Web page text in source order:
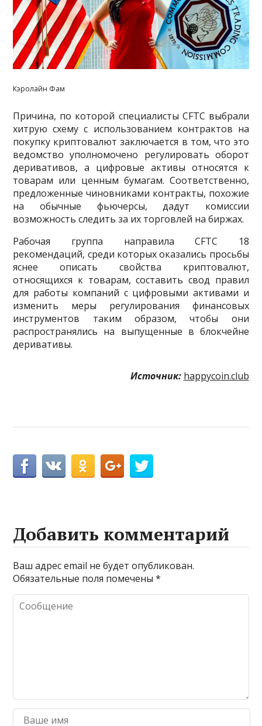
Кэролайн Фам
Причина, по которой специалисты CFTC выбрали
хитрую схему с использованием контрактов на
покупку криптовалют заключается в том, что это
ведомство уполномочено регулировать оборот
деривативов, а цифровые активы относятся к
товарам или ценным бумагам. Соответственно,
предложенные чиновниками контракты, похожие
на обычные фьючерсы, дадут комиссии
возможность следить за их торговлей на биржах.
Рабочая группа направила CFTC 18
рекомендаций, среди которых оказались просьбы
яснее описать свойства криптовалют,
относящихся к товарам, составить свод правил
для работы компаний с цифровыми активами и
изменить меры регулирования финансовых
инструментов таким образом, чтобы они
распространялись на выпущенные в блокчейне
деривативы.
Источник: happycoin.club
Добавить комментарий
Ваш адрес email не будет опубликован.
Обязательные поля помечены*